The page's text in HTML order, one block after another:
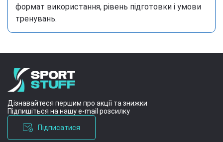
формат використання, рівень підготовки і умови
тренувань.
Дізнавайтеся першим про акції та знижки
Підпишіться на нашу e-mail розсилку
Підписатися